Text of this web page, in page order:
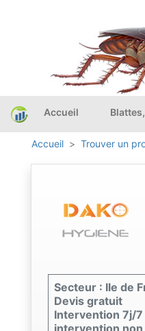
Accueil
Accueil Trouver un
Secteur : Ile de
Devis gratuit
Intervention 7j/7